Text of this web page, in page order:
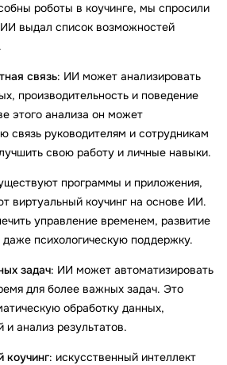
роботы в коучинге, мы спросили
выдал список возможностей
связь: ИИ может анализировать
производительность и поведение
этого анализа он может
связь руководителям и сотрудникам
свою работу и личные навыки.
программы и приложения,
виртуальный коучинг на основе ИИ.
управление временем, развитие
психологическую поддержку.
задач: ИИ может автоматизировать
для более важных задач. Это
обработку данных,
анализ результатов.
коучинг: искусственный интеллект